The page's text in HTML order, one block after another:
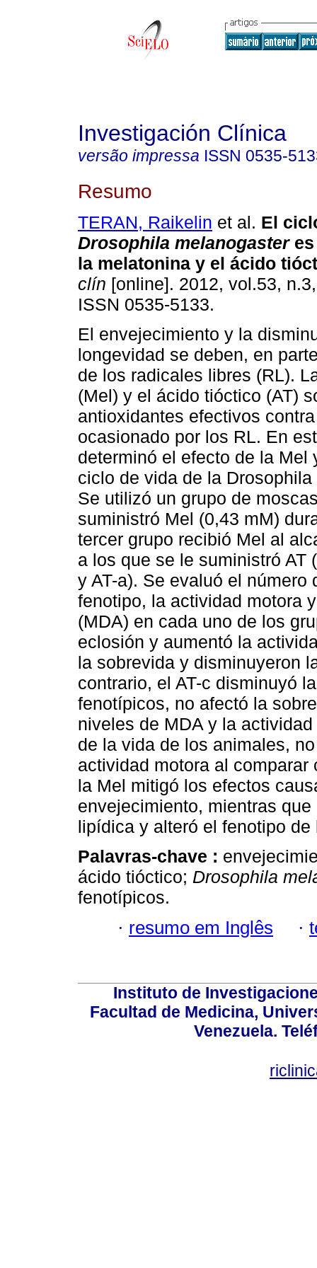
Investigación Clínica
versão impressa ISSN 0535-
Resumo
TERAN, Raikelin et al. El
Drosophila melanogasteres
la melatonina y el ácido
clín [online]. 2012, vol.53,
ISSN 0535-5133.
El envejecimiento y la
longevidad se deben, en
de los radicales libres (RL).
(Mel) y el ácido tióctico (AT)
antioxidantes efectivos
ocasionado por los RL. En
determinó el efecto de la Mel
ciclo de vida de la
Se utilizó un grupo de
suministró Mel (0,43 mM)
tercer grupo recibió Mel al
a los que se le suministró AT
y AT-a). Se evaluó el
fenotipo, la actividad motora
(MDA) en cada uno de los
eclosión y aumentó la
la sobrevida y disminuyeron
contrario, el AT-c disminuyó
fenotípicos, no afectó la
niveles de MDA y la
de la vida de los animales,
actividad motora al
la Mel mitigó los efectos
envejecimiento, mientras
lipídica y alteró el fenotipo de
Palavras-chave :
ácido tióctico; Drosophila
fenotípicos.
· resumo em Inglês ·
Instituto de
Facultad de Medicina,
Venezuela.